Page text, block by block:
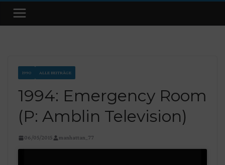
1990 ALLE BEITRÄGE
1994: Emergency Room
(P: Amblin Television)
06/05/2015 manhattan_77